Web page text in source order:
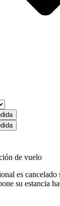
de vuelo
es
su estancia